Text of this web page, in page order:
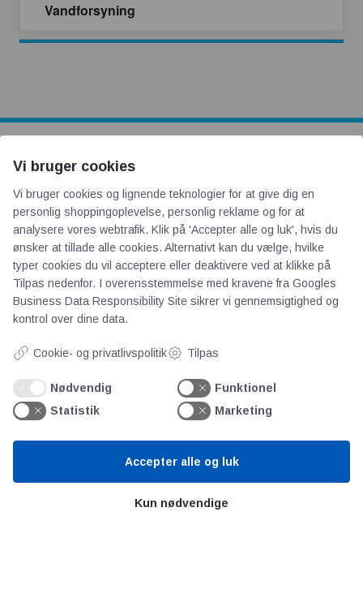
Vandforsyning
AOT
Om os
Priser
Kontakt
Persondata
Teknologisk Institut
Bitva
Videncentre
Litteratur
Ståbi
Vi bruger cookies
Vi bruger cookies og lignende teknologier for at give dig en
personlig shoppingoplevelse, personlig reklame og for at
analysere vores webtrafik. Klik på 'Accepter alle og luk', hvis du
ønsker at tillade alle cookies. Alternativt kan du vælge, hvilke
typer cookies du vil acceptere eller deaktivere ved at klikke på
Tilpas nedenfor. I overensstemmelse med kravene fra Googles
Business Data Responsibility Site sikrer vi gennemsigtighed og
kontrol over dine data.
Cookie- og privatlivspolitik Tilpas
Nødvendig
Funktionel
Statistik
Marketing
Kun nødvendige
Accepter alle og luk